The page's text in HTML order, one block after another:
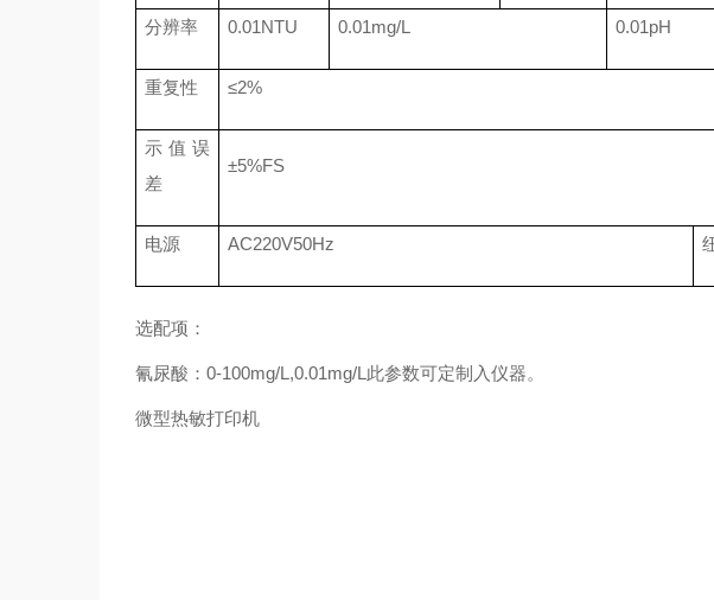
分辨率 0.01NTU 0.01mg/L 0.01pH
重复性 ≤2%
示值误
差
±5%FS
电源 AC220V50Hz
选配项：
氰尿酸：0-100mg/L,0.01mg/L此参数可定制入仪器。
微型热敏打印机